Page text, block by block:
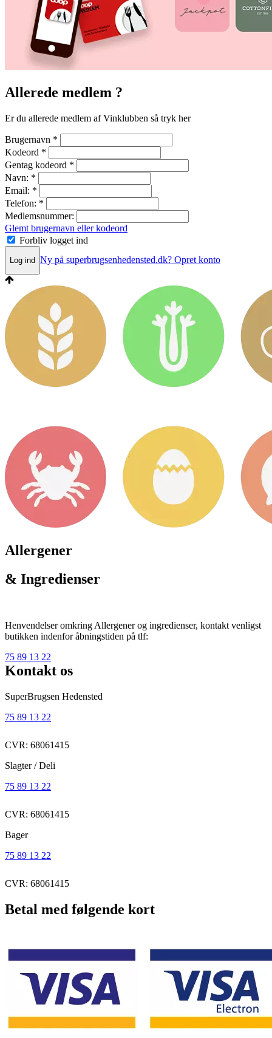
Allerede medlem ?
Er du allerede medlem af Vinklubben så tryk her
Brugernavn *
Kodeord *
Gentag kodeord *
Navn: *
Email: *
Telefon: *
Medlemsnummer:
Glemt brugernavn eller kodeord
Forbliv logget ind
Log ind Ny på superbrugsenhedensted.dk? Opret konto
Allergener
& Ingredienser
Henvendelser omkring Allergener og ingredienser, kontakt venligst
butikken indenfor åbningstiden på tlf:
75 89 13 22
Kontakt os
SuperBrugsen Hedensted
75 89 13 22
CVR: 68061415
Slagter / Deli
75 89 13 22
CVR: 68061415
Bager
75 89 13 22
CVR: 68061415
Betal med følgende kort